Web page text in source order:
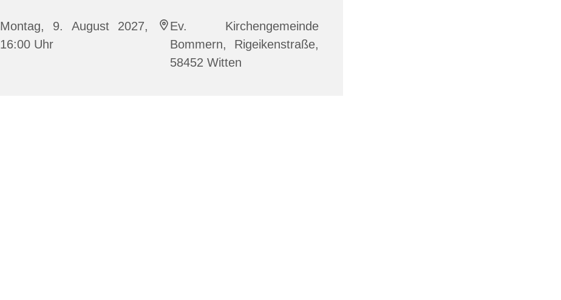
Montag, 9. August 2027,
16:00 Uhr
Ev. Kirchengemeinde
Bommern, Rigeikenstraße,
58452 Witten